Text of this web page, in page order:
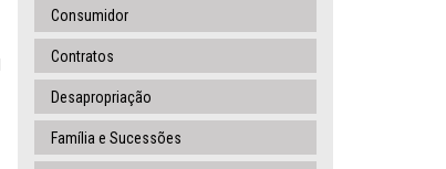
Consumidor
Contratos
Desapropriação
Família e Sucessões